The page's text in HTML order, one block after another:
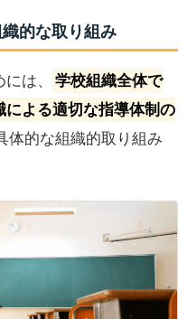
的な取り組み
は、
学校組織全体で
よる適切な指導体制の
体的な組織的取り組み